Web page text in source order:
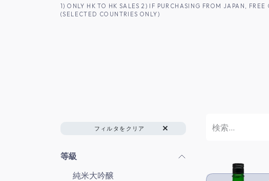
コンテンツへスキップ1) ONLY HK TO HK SALES 2) IF PURCHASING FROM JAPAN,
(SELECTED COUNTRIES ONLY)
フィルタをクリア
等級
純米大吟醸